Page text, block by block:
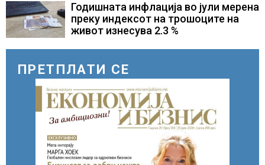
Годишната инфлација во јули мерена
преку индексот на трошоците на
живот изнесува 2.3 %
ПРЕТПЛАТИ СЕ